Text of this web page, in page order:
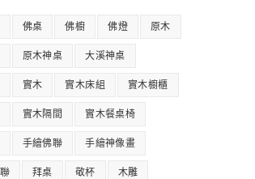
佛桌 佛櫥 佛燈 原木
原木神桌 大溪神桌
實木 實木床組 實木櫥櫃
實木隔間 實木餐桌椅
手繪佛聯 手繪神像畫
拜桌 敬杯 木雕